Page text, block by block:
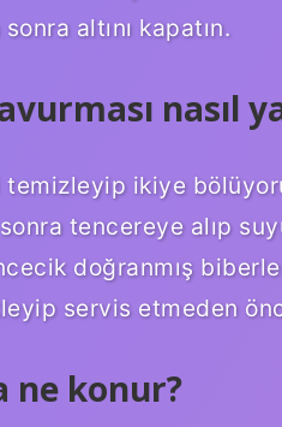
altını kapatın.
nasıl
ikiye
tencereye alıp
doğranmış
servis etmeden
ne konur?